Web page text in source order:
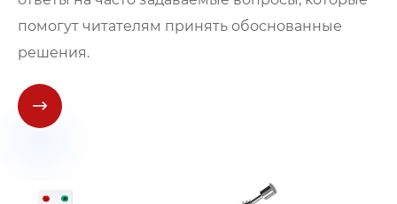
помогут читателям принять обоснованные
решения.
